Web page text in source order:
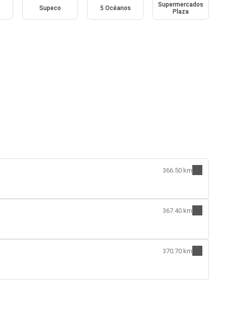
Supeco 5 Océanos
Supermercados
Plaza
366.50 km
367.40 km
370.70 km